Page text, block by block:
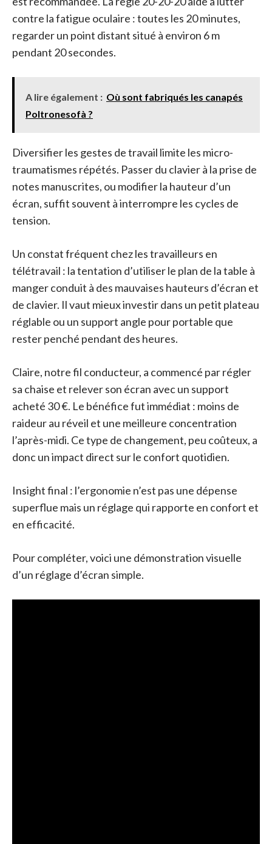
contre la fatigue oculaire : toutes les 20 minutes,
regarder un point distant situé à environ 6 m
pendant 20 secondes.
A lire également : Où sont fabriqués les canapés
Poltronesofà ?
Diversifier les gestes de travail limite les micro-
traumatismes répétés. Passer du clavier à la prise de
notes manuscrites, ou modifier la hauteur d’un
écran, suffit souvent à interrompre les cycles de
tension.
Un constat fréquent chez les travailleurs en
télétravail : la tentation d’utiliser le plan de la table à
manger conduit à des mauvaises hauteurs d’écran et
de clavier. Il vaut mieux investir dans un petit plateau
réglable ou un support angle pour portable que
rester penché pendant des heures.
Claire, notre fil conducteur, a commencé par régler
sa chaise et relever son écran avec un support
acheté 30 €. Le bénéfice fut immédiat : moins de
raideur au réveil et une meilleure concentration
l’après-midi. Ce type de changement, peu coûteux, a
donc un impact direct sur le confort quotidien.
Insight final : l’ergonomie n’est pas une dépense
superflue mais un réglage qui rapporte en confort et
en efficacité.
Pour compléter, voici une démonstration visuelle
d’un réglage d’écran simple.